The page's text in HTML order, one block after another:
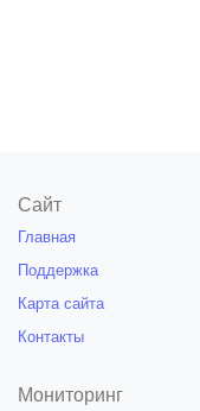
Сайт
Главная
Поддержка
Карта сайта
Контакты
Мониторинг